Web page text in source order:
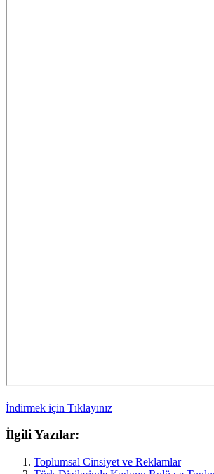
İndirmek için Tıklayınız
İlgili Yazılar:
Toplumsal Cinsiyet ve Reklamlar